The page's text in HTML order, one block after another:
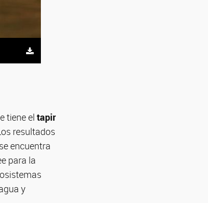
tiene el tapir
resultados
encuentra
para la
y